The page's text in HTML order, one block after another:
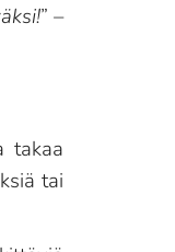
” –
takaa
tai